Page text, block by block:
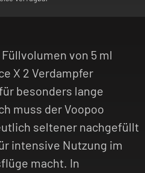
von 5 ml
X 2 Verdampfer
besonders lange
muss der Voopoo
seltener nachgefüllt
intensive Nutzung im
macht. In